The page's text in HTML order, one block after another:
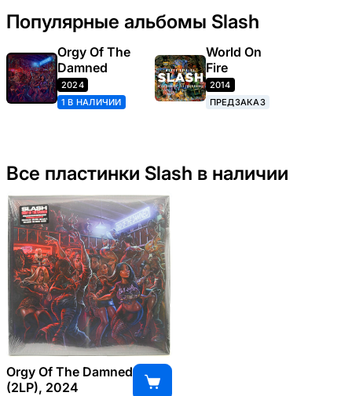
Популярные альбомы Slash
Orgy Of The
Damned
2024
1 В НАЛИЧИИ
World On
Fire
2014
ПРЕДЗАКАЗ
Все пластинки Slash в наличии
Orgy Of The Damned
(2LP), 2024